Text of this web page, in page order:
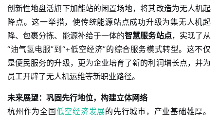
创新性地盘活旗下加能站的闲置场地，将其改造为无人机起
降点。这一举措，使传统能源站点成功升级为集无人机起
降、包裹分拣、能源补给于一体的智慧服务站点，实现了从
“油气氢电服”到“+低空经济”的综合服务模式转型。这不仅
是便民服务的升级，更为企业培育了新的利润增长点，并为
员工开辟了无人机运维等新职业路径。
未来展望：巩固先行地位，构建立体网络
杭州作为全国低空经济发展的先行城市，产业基础雄厚。